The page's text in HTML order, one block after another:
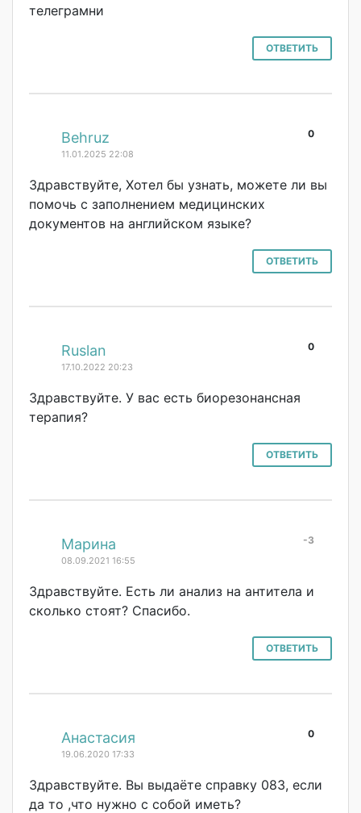
телеграмни
ОТВЕТИТЬ
0
Behruz
11.01.2025 22:08
Здравствуйте, Хотел бы узнать, можете ли вы
помочь с заполнением медицинских
документов на английском языке?
ОТВЕТИТЬ
0
Ruslan
17.10.2022 20:23
Здравствуйте. У вас есть биорезонансная
терапия?
ОТВЕТИТЬ
-3
Марина
08.09.2021 16:55
Здравствуйте. Есть ли анализ на антитела и
сколько стоят? Спасибо.
ОТВЕТИТЬ
0
Анастасия
19.06.2020 17:33
Здравствуйте. Вы выдаёте справку 083, если
да то ,что нужно с собой иметь?